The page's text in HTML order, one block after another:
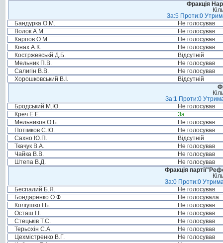
Фракція
За:5 Проти:0
Бандурка О.М.
Не голосував
Волок А.М.
Не голосував
Карпов О.М.
Не голосував
Кінах А.К.
Не голосував
Костржевськй Д.Б.
Відсутній
Мельник П.В.
Не голосував
Салигін В.В.
Не голосував
Хорошковський В.І.
Відсутній
За:1 Проти:0
Бродський М.Ю.
Не голосував
Креч Е.Е.
За
Мельников О.Б.
Не голосував
Потімков С.Ю.
Не голосував
Сахно Ю.П.
Відсутній
Ткачук В.А.
Не голосував
Чайка В.В.
Не голосував
Штепа В.Д.
Не голосував
Фракція
За:0 Проти:0
Беспалий Б.Я.
Не голосував
Бондаренко О.Ф.
Не голосувала
Коліушко І.Б.
Не голосував
Осташ І.І.
Не голосував
Стецьків Т.С.
Не голосував
Терьохін С.А.
Не голосував
Цехмістренко В.Г.
Не голосував